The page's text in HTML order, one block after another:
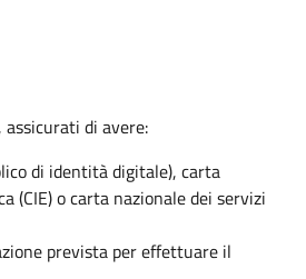
assicurati di avere:
di identità digitale), carta
(CIE) o carta nazionale dei servizi
prevista per effettuare il